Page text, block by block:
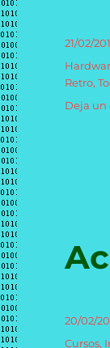
21/02/
Retro,
Deja
el
20/02/
Cursos,